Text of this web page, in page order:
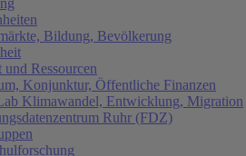
Bildung, Bevölkerung
Ressourcen
Konjunktur, Öffentliche Finanzen
Klimawandel, Entwicklung, Migration
Ruhr (FDZ)